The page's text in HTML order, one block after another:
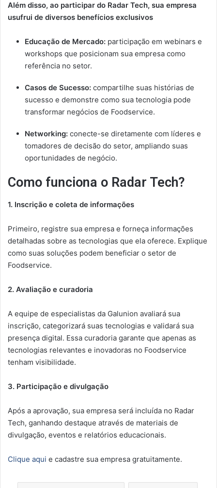
Além disso, ao participar do Radar Tech, sua empresa
usufrui de diversos benefícios exclusivos
Educação de Mercado: participação em webinars e
workshops que posicionam sua empresa como
referência no setor.
Casos de Sucesso: compartilhe suas histórias de
sucesso e demonstre como sua tecnologia pode
transformar negócios de Foodservice.
Networking: conecte-se diretamente com líderes e
tomadores de decisão do setor, ampliando suas
oportunidades de negócio.
Como funciona o Radar Tech?
1. Inscrição e coleta de informações
Primeiro, registre sua empresa e forneça informações
detalhadas sobre as tecnologias que ela oferece. Explique
como suas soluções podem beneficiar o setor de
Foodservice.
2. Avaliação e curadoria
A equipe de especialistas da Galunion avaliará sua
inscrição, categorizará suas tecnologias e validará sua
presença digital. Essa curadoria garante que apenas as
tecnologias relevantes e inovadoras no Foodservice
tenham visibilidade.
3. Participação e divulgação
Após a aprovação, sua empresa será incluída no Radar
Tech, ganhando destaque através de materiais de
divulgação, eventos e relatórios educacionais.
Clique aqui e cadastre sua empresa gratuitamente.